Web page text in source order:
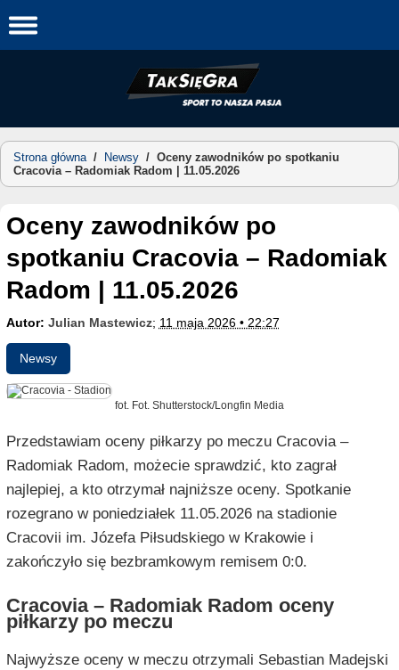
to
Strona główna/ Newsy / Oceny zawodników po spotkaniu
Cracovia – Radomiak Radom | 11.05.2026
Oceny zawodników po
spotkaniu Cracovia – Radomiak
Radom | 11.05.2026
Autor: Julian Mastewicz; 11 maja 2026 • 22:27
Newsy
fot. Fot. Shutterstock/Longfin Media
Przedstawiam oceny piłkarzy po meczu Cracovia –
Radomiak Radom, możecie sprawdzić, kto zagrał
najlepiej, a kto otrzymał najniższe oceny. Spotkanie
rozegrano w poniedziałek 11.05.2026 na stadionie
Cracovii im. Józefa Piłsudskiego w Krakowie i
zakończyło się bezbramkowym remisem 0:0.
Cracovia – Radomiak Radom oceny
piłkarzy po meczu
Najwyższe oceny w meczu otrzymali Sebastian Madejski